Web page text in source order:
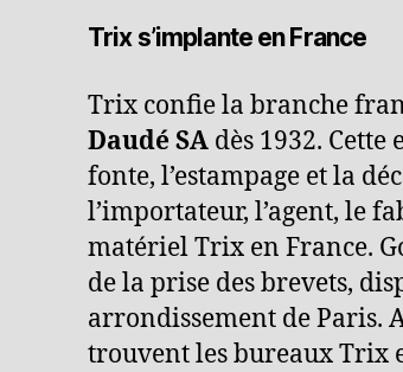
Trix s’implante en France
Trix confie la branche
Daudé SA dès 1932.
fonte, l’estampage et la
l’importateur, l’agent, le
matériel Trix en France.
de la prise des brevets,
arrondissement de Paris.
trouvent les bureaux Trix